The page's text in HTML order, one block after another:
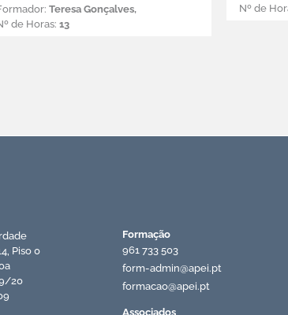
Teresa Gonçalves,
de Horas: 13
Nº de
Piso 0
20
Formação
961 733 503
form-admin@apei.pt
formacao@apei.pt
Associados